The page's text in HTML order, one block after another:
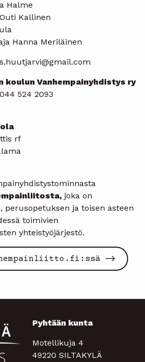
Halme
Kallinen
Hanna Meriläinen
koulun Vanhempainyhdistys ry
524 2093
rf
joka on
perusopetuksen ja toisen asteen
toimivien
yhteistyöjärjestö.
Pyhtään kunta
Motellikuja 4
49220 SILTAKYLÄ